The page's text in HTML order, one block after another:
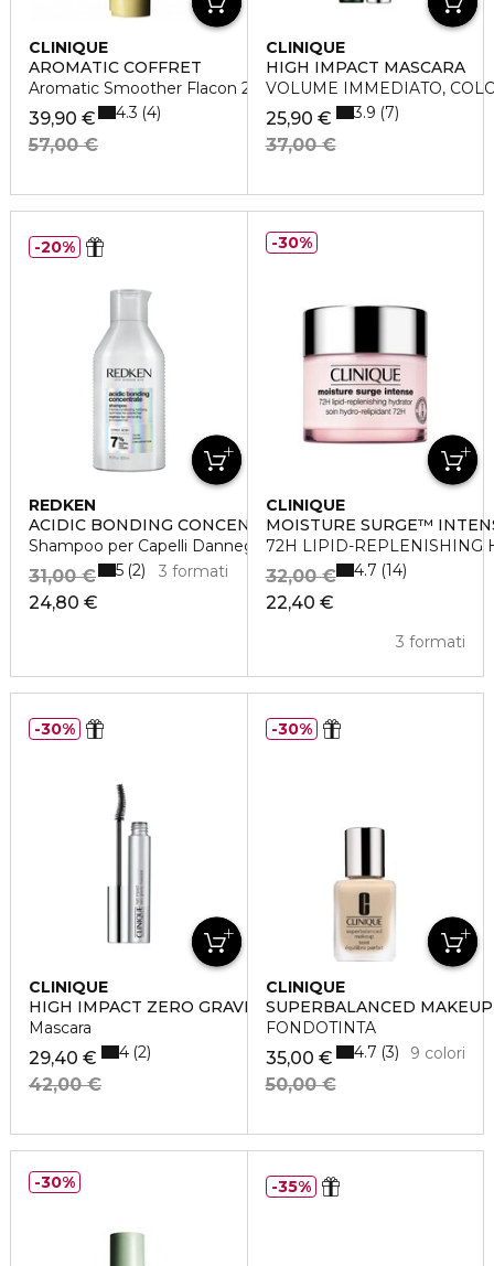
CLINIQUE
AROMATIC COFFRET
Aromatic Smoother Flacon 200 Ml
39,90 €
57,00 €
4.3 4
CLINIQUE
HIGH IMPACT MASCARA
VOLUME IMMEDIATO,
25,90 €
37,00 €
3.9 7
REDKEN
ACIDIC BONDING CONCENTRATE
Shampoo per Capelli Danneggiati
24,80 €
31,00 € 3 formati
5 2
20%
CLINIQUE
MOISTURE SURGE™
72H LIPID-REPLENISHING
22,40 €
32,00 €
3 formati
4.7 14
30%
CLINIQUE
HIGH IMPACT ZERO GRAVITY
Mascara
29,40 €
42,00 €
4 2
30%
CLINIQUE
SUPERBALANCED MAKEUP
FONDOTINTA
35,00 €
50,00 €
9 colori
4.7 3
30%
30% 35%